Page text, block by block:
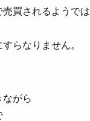
買されるようでは
らなりません。
がら